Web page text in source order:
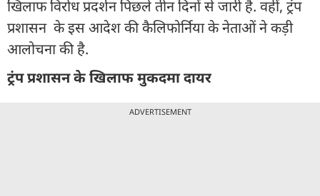
खिलाफ विरोध प्रदर्शन पिछले तीन दिनों से जारी है. वहीं, ट्रंप
प्रशासन के इस आदेश की कैलिफोर्निया के नेताओं ने कड़ी
आलोचना की है.
ट्रंप प्रशासन के खिलाफ मुकदमा दायर
ADVERTISEMENT